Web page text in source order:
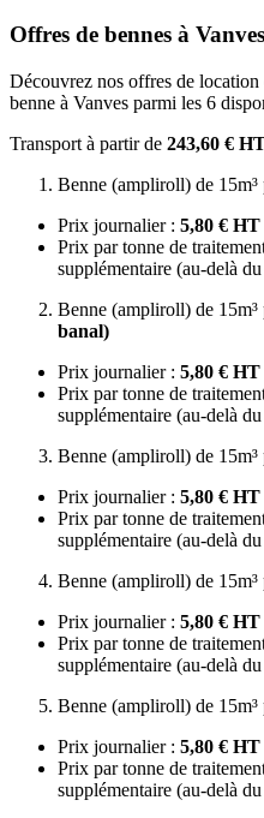
Offres de bennes à Vanves
Découvrez nos offres de
benne à Vanves parmi les 6
Transport à partir de 243,60 €
Benne (ampliroll) de 15m³
Prix journalier : 5,80 € HT
Prix par tonne de
supplémentaire (au-delà
Benne (ampliroll) de 15m³
banal)
Prix journalier : 5,80 € HT
Prix par tonne de
supplémentaire (au-delà
Benne (ampliroll) de 15m³
Prix journalier : 5,80 € HT
Prix par tonne de
supplémentaire (au-delà
Benne (ampliroll) de 15m³
Prix journalier : 5,80 € HT
Prix par tonne de
supplémentaire (au-delà
Benne (ampliroll) de 15m³
Prix journalier : 5,80 € HT
Prix par tonne de
supplémentaire (au-delà